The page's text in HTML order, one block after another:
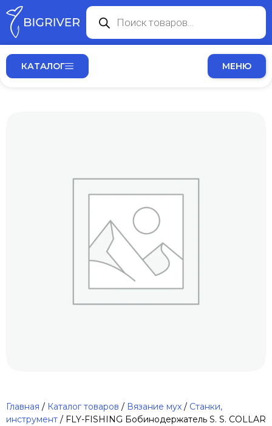
КАТАЛОГ МЕНЮ
Главная / Каталог товаров / Вязание мух / Станки,
инструмент / FLY-FISHING Бобинодержатель S. S. COLLAR